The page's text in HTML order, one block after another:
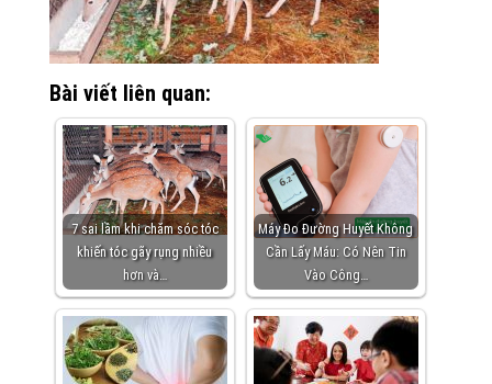
Bài viết liên quan:
7 sai lầm khi chăm sóc tóc
khiến tóc gãy rụng nhiều
hơn và…
Máy Đo Đường Huyết Không
Cần Lấy Máu: Có Nên Tin
Vào Công…